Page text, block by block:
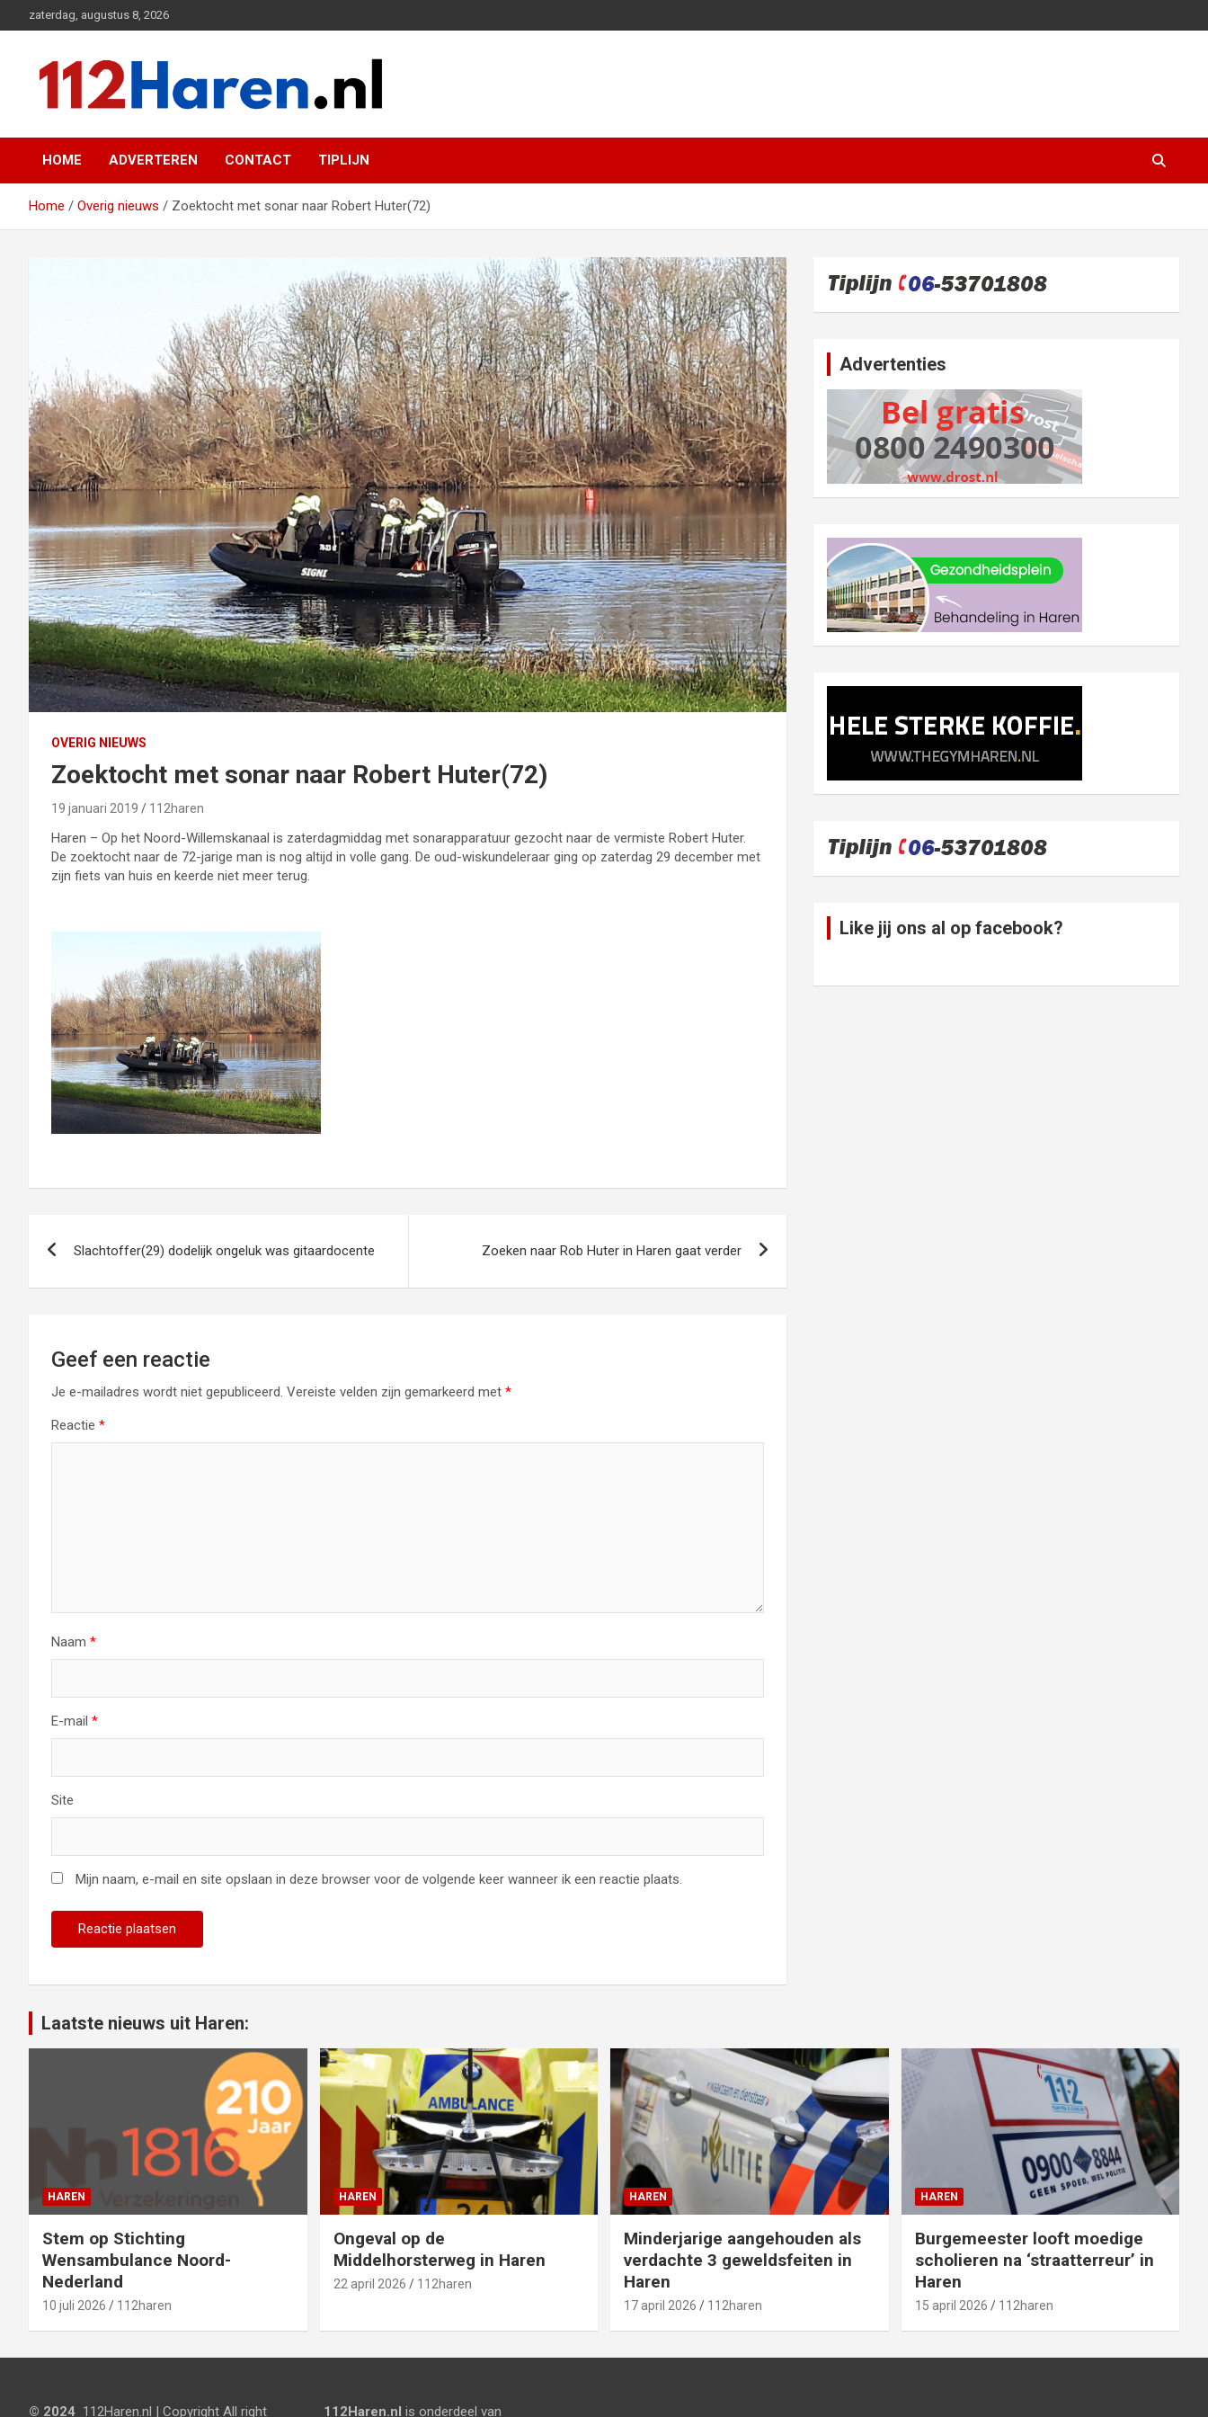
naar
zaterdag, augustus 8, 2026
112 Haren.nl
HOME ADVERTEREN CONTACT TIPLIJN
Home Overig nieuws Zoektocht met sonar naar Robert Huter(72)
OVERIG NIEUWS
Zoektocht met sonar naar Robert Huter(72)
19 januari 2019 112haren
Haren – Op het Noord-Willemskanaal is zaterdagmiddag met sonarapparatuur gezocht naar de vermiste Robert Huter.
De zoektocht naar de 72-jarige man is nog altijd in volle gang. De oud-wiskundeleraar ging op zaterdag 29 december met
zijn fiets van huis en keerde niet meer terug.
navigatie
Slachtoffer(29) dodelijk ongeluk was gitaardocente Zoeken naar Rob Huter in Haren gaat verder
Geef een reactie
Je e-mailadres wordt niet gepubliceerd. Vereiste velden zijn gemarkeerd met *
Reactie *
Naam *
E-mail *
Site
Mijn naam, e-mail en site opslaan in deze browser voor de volgende keer wanneer ik een reactie plaats.
Advertenties
Like jij ons al op facebook?
Laatste nieuws uit Haren:
HAREN
Stem op Stichting
Wensambulance Noord-
Nederland
10 juli 2026 112haren
HAREN
Ongeval op de
Middelhorsterweg in Haren
22 april 2026 112haren
HAREN
Minderjarige aangehouden als
verdachte 3 geweldsfeiten in
Haren
17 april 2026 112haren
HAREN
Burgemeester looft moedige
scholieren na ‘straatterreur’ in
Haren
15 april 2026 112haren
© 2024 112Haren.nl | Copyright All right 112Haren.nl is onderdeel van